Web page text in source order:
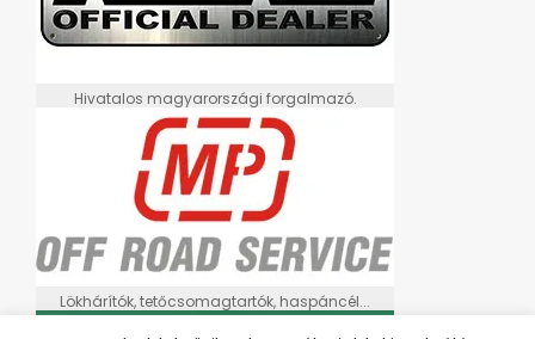
Hivatalos magyarországi forgalmazó.
Lökhárítók, tetőcsomagtartók, haspáncél...